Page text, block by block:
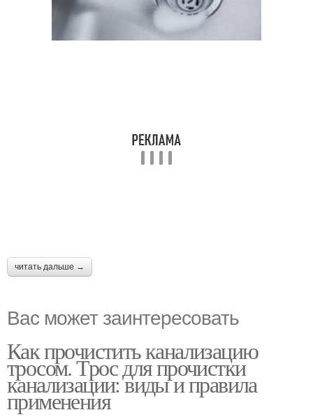
читать дальше →
Вас может заинтересовать
Как прочистить канализацию
тросом. Трос для прочистки
канализации: виды и правила
применения